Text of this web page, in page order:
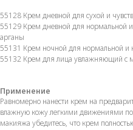
55128 Крем дневной для сухой и
55129 Крем дневной для нормальной
арганы
55131 Крем ночной для нормальной и
55132 Крем для лица увлажняющий с
Применение
Равномерно нанести крем на
влажную кожу легкими движениями
макияжа убедитесь, что крем